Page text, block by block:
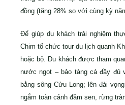
đồng (tăng 28% so với cùng kỳ
Để giúp du khách trải nghiệm
Chim tổ chức tour du lịch quanh
hoặc bộ. Du khách được tham
nước ngọt – bảo tàng cá đầy đủ
bằng sông Cửu Long; lên đài
ngắm toàn cảnh đầm sen, rừng